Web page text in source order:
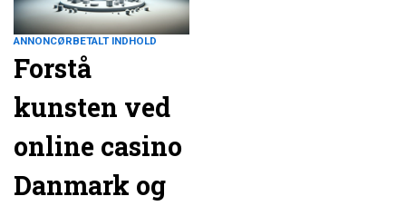
ANNONCØRBETALT INDHOLD
Forstå
kunsten ved
online casino
Danmark og